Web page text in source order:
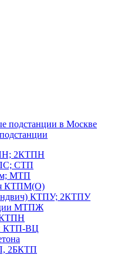
2КТПН
СТП
МТП
КТПМ(О)
КТПУ; 2КТПУ
МТПЖ
КТПН
КТП-ВЦ
2БКТП